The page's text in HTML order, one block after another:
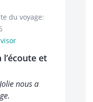
du voyage:
et
nous a